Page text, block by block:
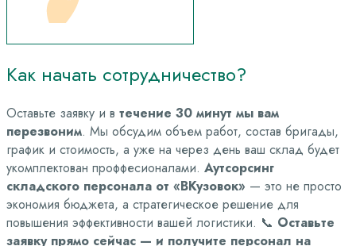
Как начать сотрудничество?
Оставьте заявку и в течение 30 минут мы вам
перезвоним. Мы обсудим объем работ, состав бригады,
график и стоимость, а уже на через день ваш склад будет
укомплектован проффесионалами. Аутсорсинг
складского персонала от «ВКузовок» — это не просто
экономия бюджета, а стратегическое решение для
повышения эффективности вашей логистики. 📞 Оставьте
заявку прямо сейчас — и получите персонал на